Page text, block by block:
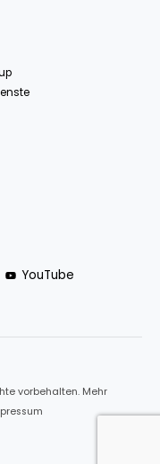
YouTube
vorbehalten. Mehr